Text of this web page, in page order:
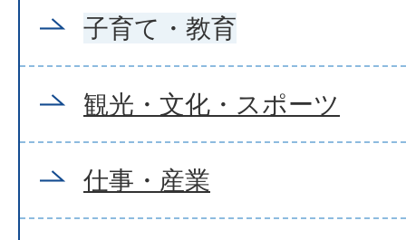
子育て・教育
観光・文化・スポーツ
仕事・産業